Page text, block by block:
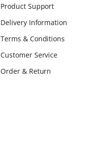
Product Support
Delivery Information
Terms & Conditions
Customer Service
Order & Return